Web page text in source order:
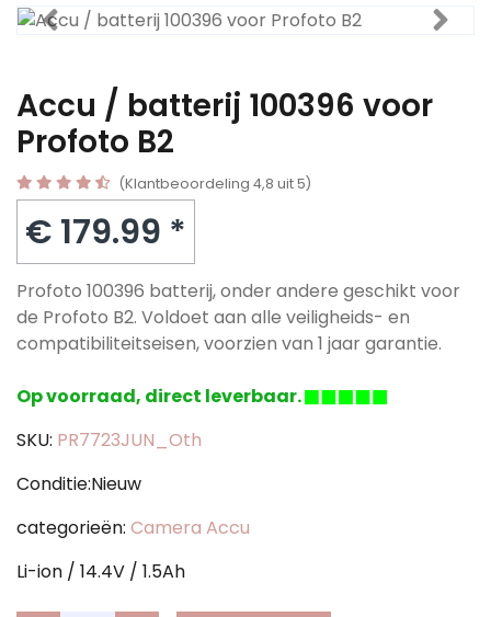
Accu / batterij 100396 voor
Profoto B2
(Klantbeoordeling 4,8 uit 5)
€ 179.99 *
Profoto 100396 batterij, onder andere geschikt voor
de Profoto B2. Voldoet aan alle veiligheids- en
compatibiliteitseisen, voorzien van 1 jaar garantie.
Op voorraad, direct leverbaar.
SKU: PR7723JUN_Oth
Conditie:Nieuw
categorieën: Camera Accu
Li-ion / 14.4V / 1.5Ah